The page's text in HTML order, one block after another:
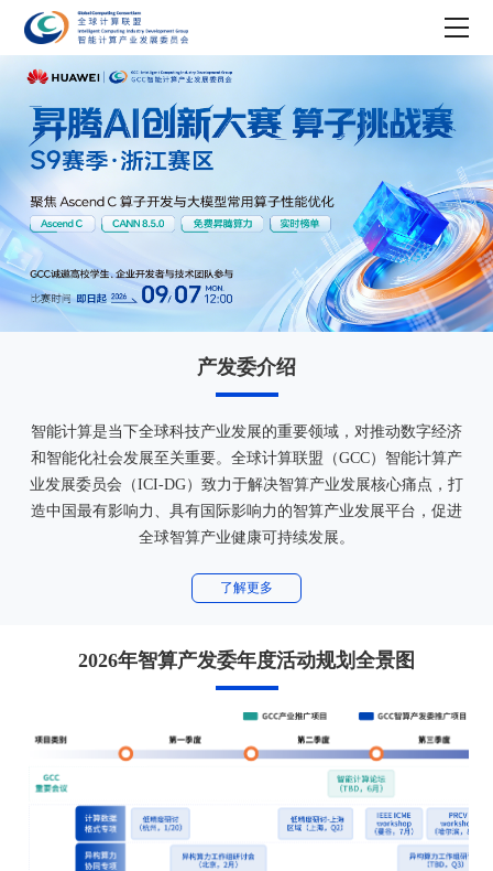
产发委介绍
智能计算是当下全球科技产业发展的重要领域，对推动数字经济
和智能化社会发展至关重要。全球计算联盟（GCC）智能计算产
业发展委员会（ICI-DG）致力于解决智算产业发展核心痛点，打
造中国最有影响力、具有国际影响力的智算产业发展平台，促进
全球智算产业健康可持续发展。
了解更多
2026年智算产发委年度活动规划全景图